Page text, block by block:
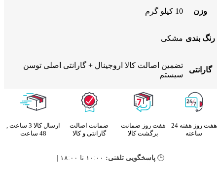
وزن 10 کیلو گرم
رنگ بندی مشکی
گارانتی
تضمین اصالت کالا اروجینال + گارانتی اصلی توسن
سیستم
هفت روز هفته 24
ساعته
هفت روز ضمانت
برگشت کالا
ضمانت اصالت
گارانتی و کالا
ارسال کالا 3 ساعت ,
48 ساعت
🕒 پاسخگویی تلفنی: